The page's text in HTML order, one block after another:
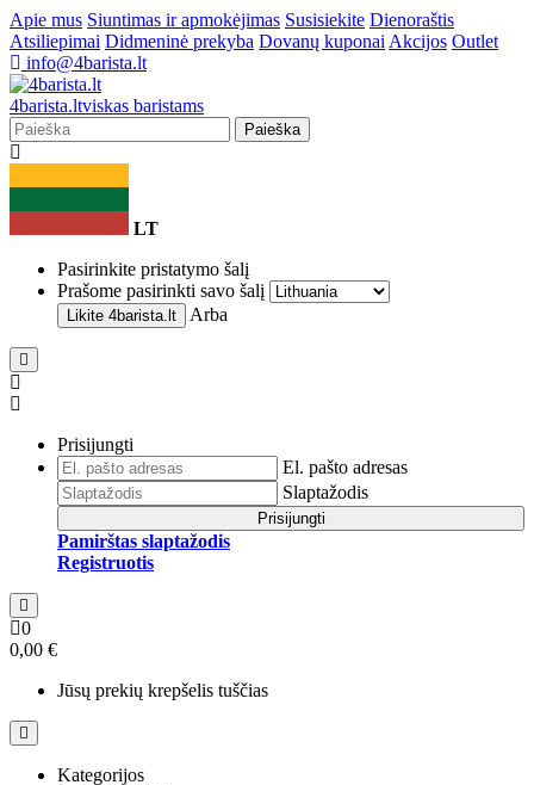
Apie mus Siuntimas ir apmokėjimas Susisiekite Dienoraštis
Atsiliepimai Didmeninė prekyba Dovanų kuponai Akcijos Outlet
info@4barista.lt
4barista.ltviskas baristams
Paieška
LT
Pasirinkite pristatymo šalį
Prašome pasirinkti savo šalį
Likite 4barista.lt Arba
Prisijungti
El. pašto adresas
Slaptažodis
Prisijungti
Pamirštas slaptažodis
Registruotis
0
0,00 €
Jūsų prekių krepšelis tuščias
Kategorijos